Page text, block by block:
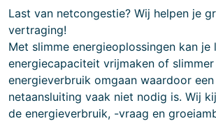
Last van netcongestie? Wij helpen je
vertraging!
Met slimme energieoplossingen kan je
energiecapaciteit vrijmaken of
energieverbruik omgaan waardoor
netaansluiting vaak niet nodig is. Wij
de energieverbruik, -vraag en